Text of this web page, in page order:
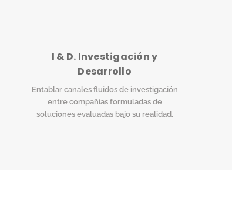
I & D. Investigación y
Desarrollo
Entablar canales fluidos de investigación
entre compañías formuladas de
soluciones evaluadas bajo su realidad.